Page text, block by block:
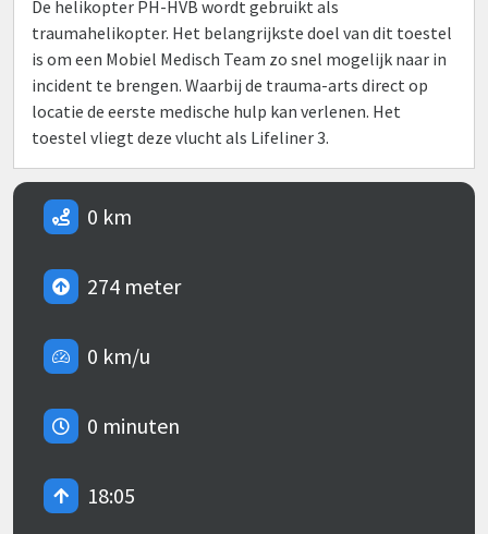
De helikopter PH-HVB wordt gebruikt als
traumahelikopter. Het belangrijkste doel van dit toestel
is om een Mobiel Medisch Team zo snel mogelijk naar in
incident te brengen. Waarbij de trauma-arts direct op
locatie de eerste medische hulp kan verlenen. Het
toestel vliegt deze vlucht als Lifeliner 3.
0 km
274 meter
0 km/u
0 minuten
18:05